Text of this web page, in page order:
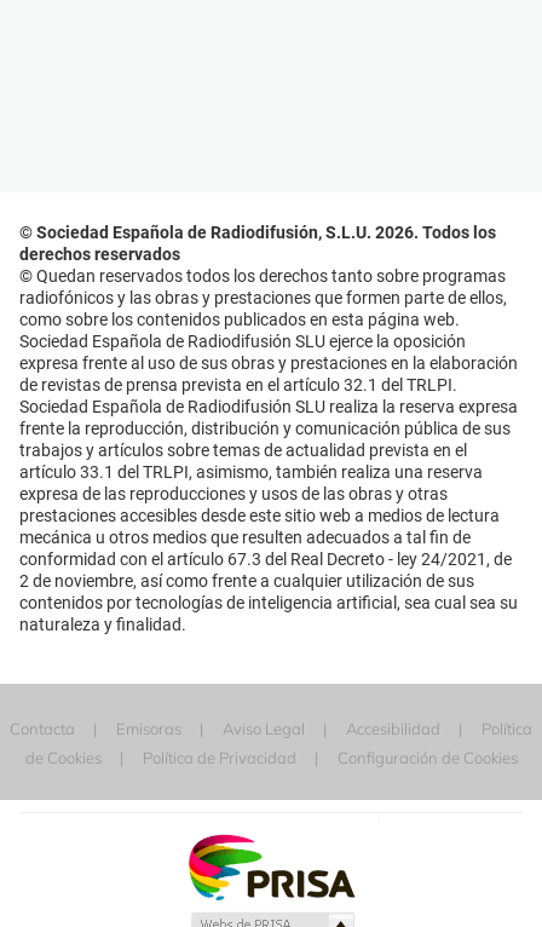
© Sociedad Española de Radiodifusión, S.L.U. 2026. Todos los
derechos reservados
© Quedan reservados todos los derechos tanto sobre programas
radiofónicos y las obras y prestaciones que formen parte de ellos,
como sobre los contenidos publicados en esta página web.
Sociedad Española de Radiodifusión SLU ejerce la oposición
expresa frente al uso de sus obras y prestaciones en la elaboración
de revistas de prensa prevista en el artículo 32.1 del TRLPI.
Sociedad Española de Radiodifusión SLU realiza la reserva expresa
frente la reproducción, distribución y comunicación pública de sus
trabajos y artículos sobre temas de actualidad prevista en el
artículo 33.1 del TRLPI, asimismo, también realiza una reserva
expresa de las reproducciones y usos de las obras y otras
prestaciones accesibles desde este sitio web a medios de lectura
mecánica u otros medios que resulten adecuados a tal fin de
conformidad con el artículo 67.3 del Real Decreto - ley 24/2021, de
2 de noviembre, así como frente a cualquier utilización de sus
contenidos por tecnologías de inteligencia artificial, sea cual sea su
naturaleza y finalidad.
Contacta Emisoras Aviso Legal Accesibilidad
Política
de Cookies
Política de Privacidad Configuración de Cookies